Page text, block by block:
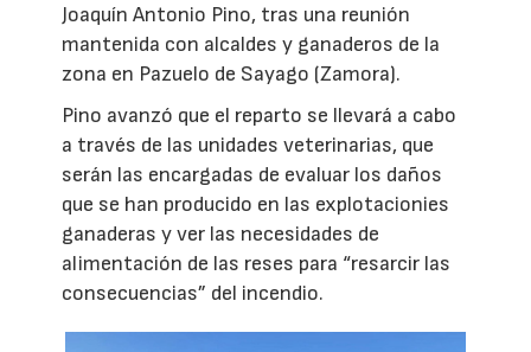
Joaquín Antonio Pino, tras una reunión
mantenida con alcaldes y ganaderos de la
zona en Pazuelo de Sayago (Zamora).
Pino avanzó que el reparto se llevará a cabo
a través de las unidades veterinarias, que
serán las encargadas de evaluar los daños
que se han producido en las explotacionies
ganaderas y ver las necesidades de
alimentación de las reses para “resarcir las
consecuencias” del incendio.